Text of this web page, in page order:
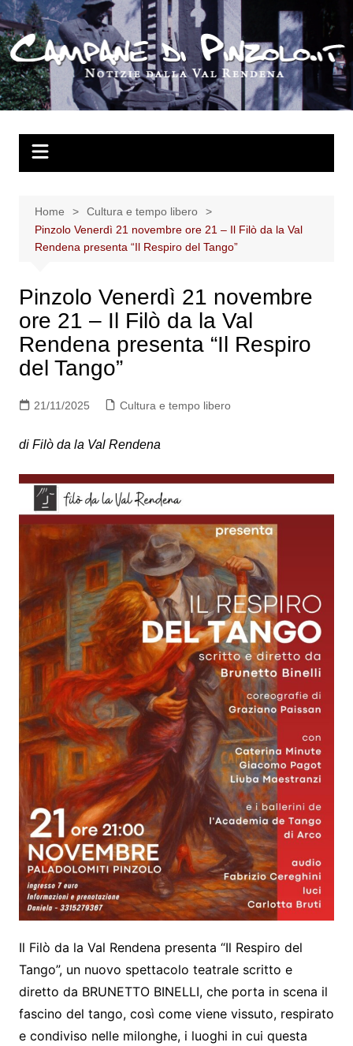
Salta
al
contenuto
Home
Cultura e tempo libero
Pinzolo Venerdì 21 novembre ore 21 – Il Filò da la Val
Rendena presenta “Il Respiro del Tango”
Pinzolo Venerdì 21 novembre
ore 21 – Il Filò da la Val
Rendena presenta “Il Respiro
del Tango”
21/11/2025 Cultura e tempo libero
di Filò da la Val Rendena
Il Filò da la Val Rendena presenta “Il Respiro del
Tango”, un nuovo spettacolo teatrale scritto e
diretto da BRUNETTO BINELLI, che porta in scena il
fascino del tango, così come viene vissuto, respirato
e condiviso nelle milonghe, i luoghi in cui questa